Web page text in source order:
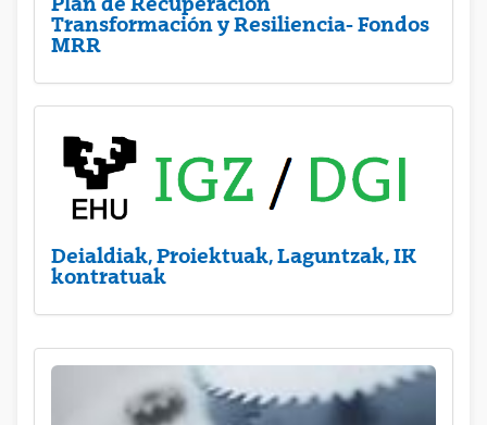
Transformación y Resiliencia- Fondos
MRR
Deialdiak, Proiektuak, Laguntzak, IK
kontratuak